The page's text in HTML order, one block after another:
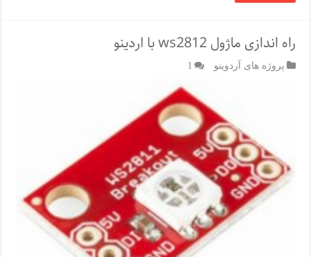
راه اندازی ماژول ws2812 با اردینو
پروژه های آردوینو 1